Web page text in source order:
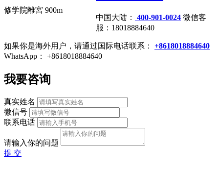
修学院離宮 900m
中国大陆： 400-901-0024 微信客
服：18018884640
如果你是海外用户，请通过国际电话联系： +8618018884640
WhatsApp： +8618018884640
我要咨询
真实姓名
微信号
联系电话
请输入你的问题
提 交